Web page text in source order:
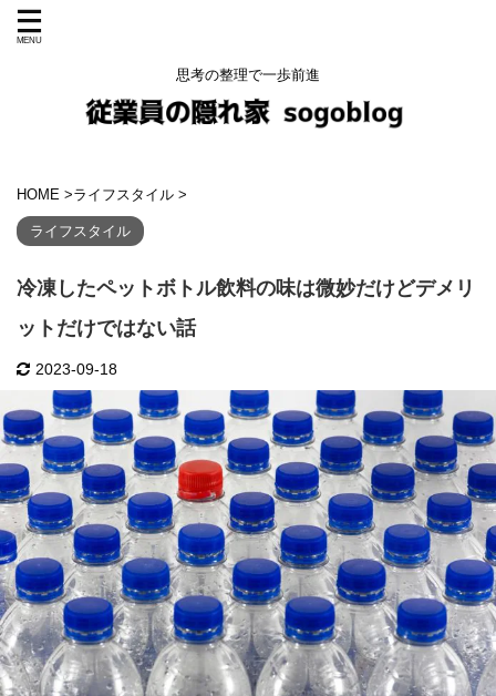
思考の整理で一歩前進
HOME >ライフスタイル >
ライフスタイル
冷凍したペットボトル飲料の味は微妙だけどデメリ
ットだけではない話
2023-09-18